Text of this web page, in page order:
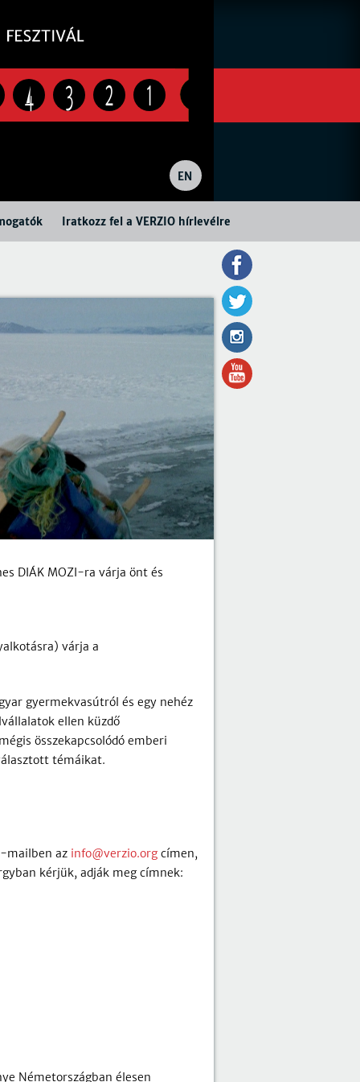
4 3 2 1
EN
DIÁK MOZI-ra várja önt és
várja a
gyermekvasútról és egy nehéz
ellen küzdő
összekapcsolódó emberi
témáikat.
mailben az info@verzio.orgcímen,
kérjük, adják meg címnek:
Németországban élesen
Iratkozz fel a VERZIO hírlevélre